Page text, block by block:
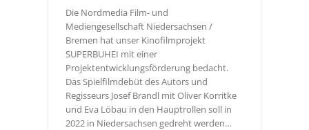
Die Nordmedia Film- und
Mediengesellschaft Niedersachsen /
Bremen hat unser Kinofilmprojekt
SUPERBUHEI mit einer
Projektentwicklungsförderung bedacht.
Das Spielfilmdebüt des Autors und
Regisseurs Josef Brandl mit Oliver Korritke
und Eva Löbau in den Hauptrollen soll in
2022 in Niedersachsen gedreht werden…